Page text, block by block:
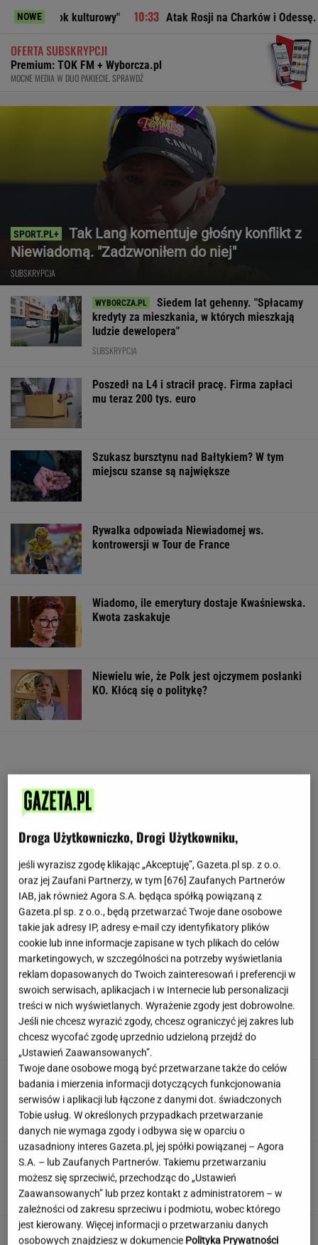
NOWE Atak Rosji na Charków i Odessę. Zginęły dwie
OFERTA SUBSKRYPCJI
Premium: TOK FM + Wyborcza.pl
MOCNE MEDIA W DUO PAKIECIE. SPRAWDŹ
Tak Lang komentuje głośny konflikt z
Niewiadomą. "Zadzwoniłem do niej"
SUBSKRYPCJA
Siedem lat gehenny. "Spłacamy
kredyty za mieszkania, w których mieszkają
ludzie dewelopera"
SUBSKRYPCJA
Poszedł na L4 i stracił pracę. Firma zapłaci
mu teraz 200 tys. euro
Szukasz bursztynu nad Bałtykiem? W tym
miejscu szanse są największe
Rywalka odpowiada Niewiadomej ws.
kontrowersji w Tour de France
Wiadomo, ile emerytury dostaje Kwaśniewska.
Kwota zaskakuje
Niewielu wie, że Polk jest ojczymem posłanki
KO. Kłócą się o politykę?
Nowy sojusz na Bliskim Wschodzie. Chcą być
jak NATO
Zamówili produkty za pół
miliona. Ekspert ocenia składniki, które trafią
do kuchni prezydenta
ALEKSANDRA PIETROW
Łatwy quiz o gotowaniu. Nie musisz być
szefem kuchni, by zdobyć 9/9
Nie czekaj, aż będzie za późno. To może
Droga Użytkowniczko, Drogi Użytkowniku,
jeśli wyrazisz zgodę klikając „Akceptuję”, Gazeta.pl sp. z o.o.
oraz jej Zaufani Partnerzy, w tym [676] Zaufanych Partnerów
IAB, jak również Agora S.A. będąca spółką powiązaną z
Gazeta.pl sp. z o.o., będą przetwarzać Twoje dane osobowe
takie jak adresy IP, adresy e-mail czy identyfikatory plików
cookie lub inne informacje zapisane w tych plikach do celów
marketingowych, w szczególności na potrzeby wyświetlania
reklam dopasowanych do Twoich zainteresowań i preferencji w
swoich serwisach, aplikacjach i w Internecie lub personalizacji
treści w nich wyświetlanych. Wyrażenie zgody jest dobrowolne.
Jeśli nie chcesz wyrazić zgody, chcesz ograniczyć jej zakres lub
chcesz wycofać zgodę uprzednio udzieloną przejdź do
„Ustawień Zaawansowanych”.
Twoje dane osobowe mogą być przetwarzane także do celów
badania i mierzenia informacji dotyczących funkcjonowania
serwisów i aplikacji lub łączone z danymi dot. świadczonych
Tobie usług. W określonych przypadkach przetwarzanie
danych nie wymaga zgody i odbywa się w oparciu o
uzasadniony interes Gazeta.pl, jej spółki powiązanej – Agora
S.A. – lub Zaufanych Partnerów. Takiemu przetwarzaniu
możesz się sprzeciwić, przechodząc do „Ustawień
Zaawansowanych” lub przez kontakt z administratorem – w
zależności od zakresu sprzeciwu i podmiotu, wobec którego
jest kierowany. Więcej informacji o przetwarzaniu danych
osobowych znajdziesz w dokumencie Polityka Prywatności